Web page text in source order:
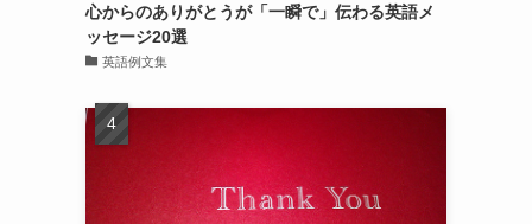
心からのありがとうが「一瞬で」伝わる英語メ
ッセージ20選
英語例文集